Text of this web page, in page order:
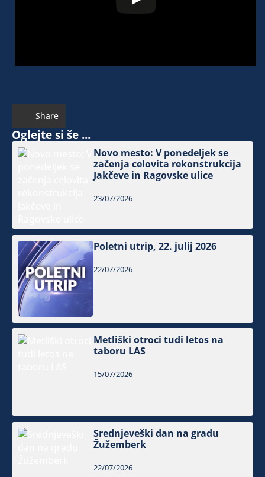
Share
Oglejte si še ...
Novo mesto: V ponedeljek se
začenja celovita rekonstrukcija
Jakčeve in Ragovske ulice
23/07/2026
Poletni utrip, 22. julij 2026
22/07/2026
Metliški otroci tudi letos na
taboru LAS
15/07/2026
Srednjeveški dan na gradu
Žužemberk
22/07/2026